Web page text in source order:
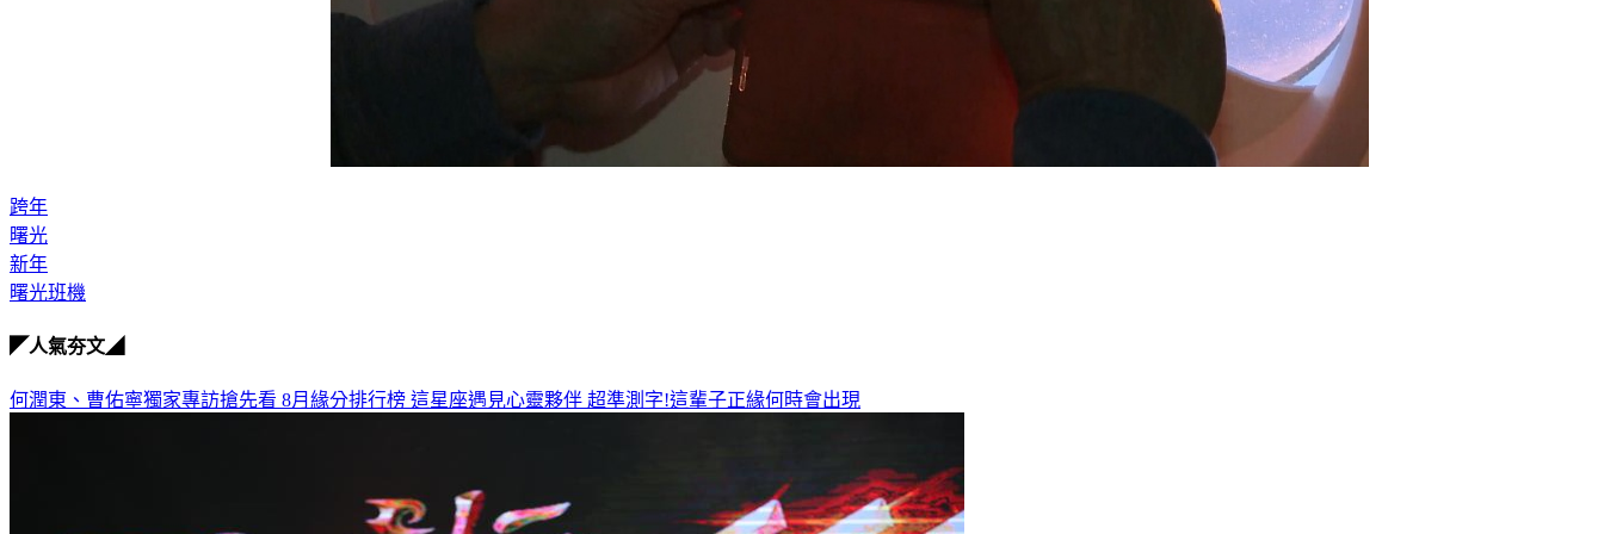
跨年
曙光
新年
曙光班機
◤人氣夯文◢
何潤東、曹佑寧獨家專訪搶先看 8月緣分排行榜 這星座遇見心靈夥伴 超準測字!這輩子正緣何時會出現